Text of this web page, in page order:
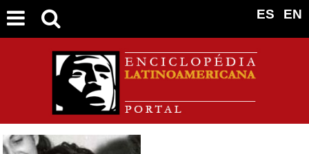
EN
ES